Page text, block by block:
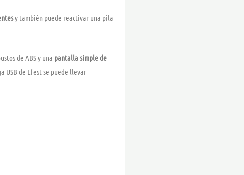
y también puede reactivar una pila
de ABS y una pantalla simple de
USB de Efest se puede llevar